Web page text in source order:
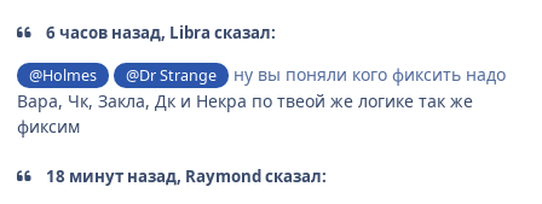
6 часов назад, Libra сказал:
@Holmes @Dr Strange
ну вы поняли кого фиксить надо
Вара, Чк, Закла, Дк и Некра по твеой же логике так же
фиксим
18 минут назад, Raymond сказал: